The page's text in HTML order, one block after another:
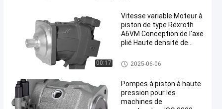
00:17
Vitesse variable Moteur à
piston de type Rexroth
A6VM Conception de l'axe
plié Haute densité de
Moteur à piston Rexroth
2025-06-06
Pompes à piston à haute
pression pour les
machines de